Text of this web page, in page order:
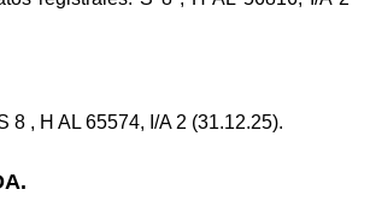
, H AL 65574, I/A 2 (31.12.25).